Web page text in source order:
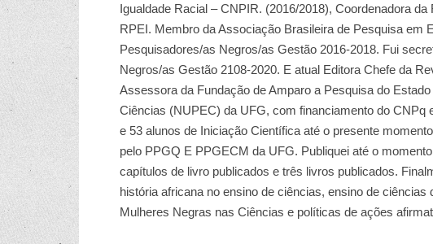
Igualdade Racial – CNPIR. (2016/2018), Coordenadora
RPEI. Membro da Associação Brasileira de Pesquisa em
Pesquisadores/as Negros/as Gestão 2016-2018. Fui
Negros/as Gestão 2108-2020. E atual Editora Chefe da
Assessora da Fundação de Amparo a Pesquisa do
Ciências (NUPEC) da UFG, com financiamento do CNPq
e 53 alunos de Iniciação Científica até o presente
pelo PPGQ E PPGECM da UFG. Publiquei até o
capítulos de livro publicados e três livros publicados.
história africana no ensino de ciências, ensino de
Mulheres Negras nas Ciências e políticas de ações